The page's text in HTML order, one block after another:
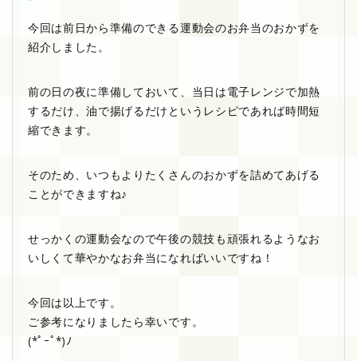
今回は前日から準備のできる運動会のお弁当のおかずを
紹介しました。
前の日の夜に準備しておいて、当日は電子レンジで加熱
するだけ、油で揚げるだけというレシピであれば時間短
縮できます。
そのため、いつもよりたくさんのおかずを詰めてあげる
ことができますね♪
せっかくの運動会なので午後の競技も頑張れるようなお
いしくて華やかなお弁当になればいいですね！
今回は以上です。
ご参考になりましたら幸いです。
(*ﾟｰﾟ*)ﾉ